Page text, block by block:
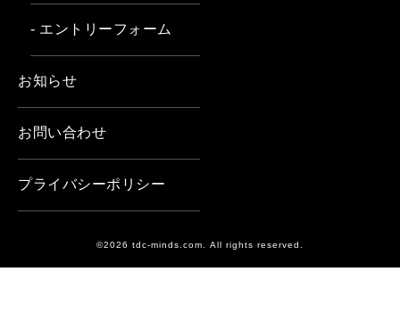
- エントリーフォーム
お知らせ
お問い合わせ
プライバシーポリシー
©2026 tdc-minds.com. All rights reserved.